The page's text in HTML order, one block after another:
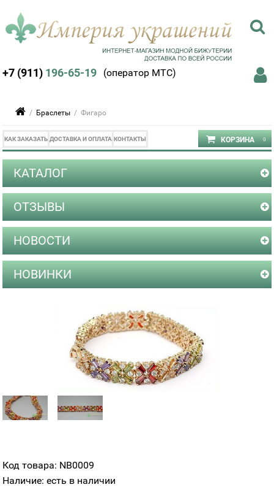
+7 (911) 196-65-19 (оператор МТС)
/ Браслеты / Фигаро
КАК ЗАКАЗАТЬ ДОСТАВКА И ОПЛАТА КОНТАКТЫ
КАТАЛОГ
ОТЗЫВЫ
НОВОСТИ
НОВИНКИ
Код товара: NB0009
Наличие: есть в наличии